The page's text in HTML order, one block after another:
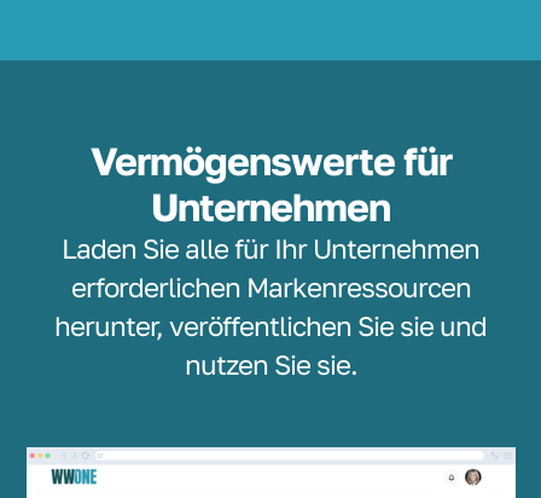
Vermögenswerte für
Unternehmen
Laden Sie alle für Ihr Unternehmen
erforderlichen Markenressourcen
herunter, veröffentlichen Sie sie und
nutzen Sie sie.